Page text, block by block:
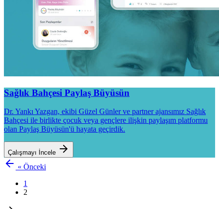
Sağlık Bahçesi Paylaş Büyüsün
Dr. Yankı Yazgan, ekibi Güzel Günler ve partner ajansımız Sağlık
Bahçesi ile birlikte çocuk veya gençlere ilişkin paylaşım platformu
olan Paylaş Büyüsün'ü hayata geçirdik.
Çalışmayı İncele
« Önceki
1
2